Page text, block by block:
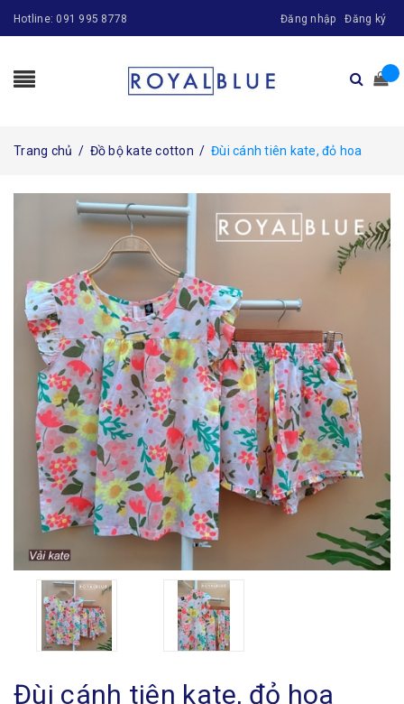
Hotline: 091 995 8778 Đăng nhập Đăng ký
Trang chủ / Đồ bộ kate cotton / Đùi cánh tiên kate, đỏ hoa
Đùi cánh tiên kate, đỏ hoa